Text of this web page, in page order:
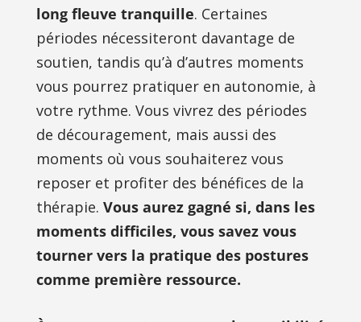
long fleuve tranquille. Certaines
périodes nécessiteront davantage de
soutien, tandis qu’à d’autres moments
vous pourrez pratiquer en autonomie, à
votre rythme. Vous vivrez des périodes
de découragement, mais aussi des
moments où vous souhaiterez vous
reposer et profiter des bénéfices de la
thérapie. Vous aurez gagné si, dans les
moments difficiles, vous savez vous
tourner vers la pratique des postures
comme première ressource.